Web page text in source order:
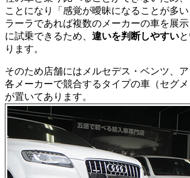
ことになり「感覚が曖昧になることが多
ラーラであれば複数のメーカーの車を展
に試乗できるため、 違いを判断しやすい
ります。
そのため店舗にはメルセデス・ベンツ、
各メーカーで競合するタイプの車（セグメ
が置いてあります。